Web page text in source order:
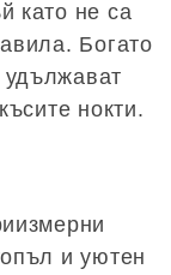
като не са
Богато
удължават
нокти.
и уютен